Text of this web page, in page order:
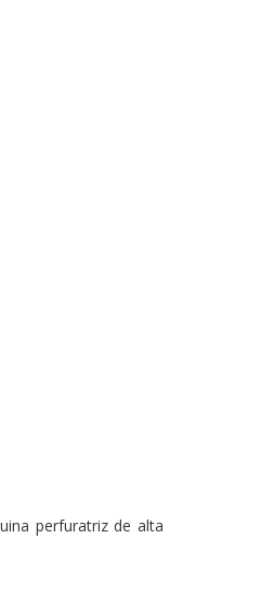
perfuratriz de alta